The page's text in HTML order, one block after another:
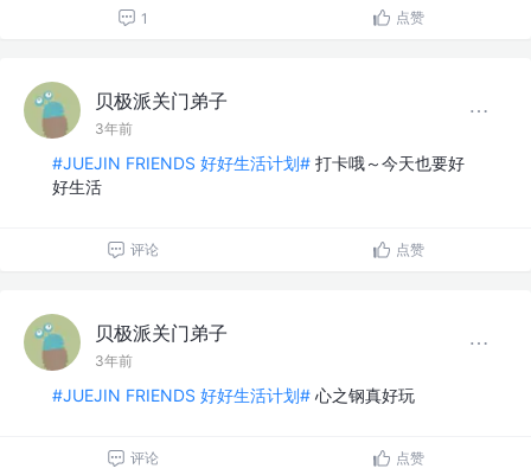
1 点赞
贝极派关门弟子
3年前
#JUEJIN FRIENDS 好好生活计划# 打卡哦～今天也要好
好生活
评论 点赞
贝极派关门弟子
3年前
#JUEJIN FRIENDS 好好生活计划# 心之钢真好玩
评论 点赞